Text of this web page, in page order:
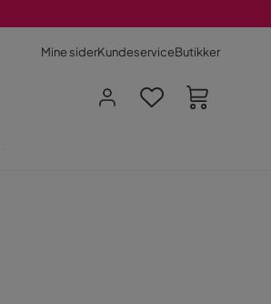
Mine siderKundeserviceButikker